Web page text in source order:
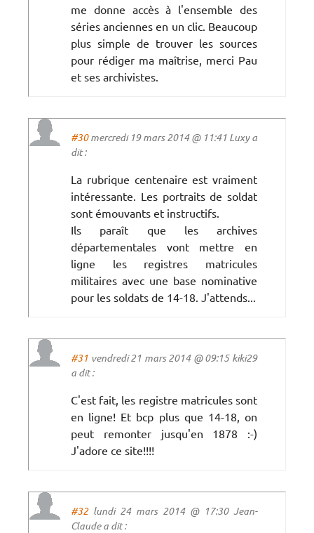
me donne accès à l'ensemble des
séries anciennes en un clic. Beaucoup
plus simple de trouver les sources
pour rédiger ma maîtrise, merci Pau
et ses archivistes.
#30mercredi 19 mars 2014 @ 11:41 Luxy a
dit :
La rubrique centenaire est vraiment
intéressante. Les portraits de soldat
sont émouvants et instructifs.
Ils paraît que les archives
départementales vont mettre en
ligne les registres matricules
militaires avec une base nominative
pour les soldats de 14-18. J'attends...
#31 vendredi 21 mars 2014 @ 09:15 kiki29
a dit :
C'est fait, les registre matricules sont
en ligne! Et bcp plus que 14-18, on
peut remonter jusqu'en 1878 :-)
J'adore ce site!!!!
#32lundi 24 mars 2014 @ 17:30 Jean-
Claude a dit :